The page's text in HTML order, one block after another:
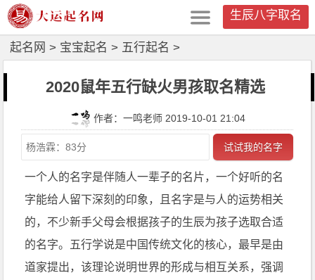
生辰八字取名
起名网 > 宝宝起名 > 五行起名 >
2020鼠年五行缺火男孩取名精选
作者：一鸣老师 2019-10-01 21:04
试试我的名字
一个人的名字是伴随人一辈子的名片，一个好听的名
字能给人留下深刻的印象，且名字是与人的运势相关
的，不少新手父母会根据孩子的生辰为孩子选取合适
的名字。五行学说是中国传统文化的核心，最早是由
道家提出，该理论说明世界的形成与相互关系，强调